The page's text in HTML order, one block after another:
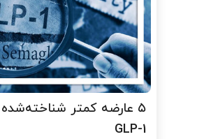
۵ عارضه کمتر
GLP-1